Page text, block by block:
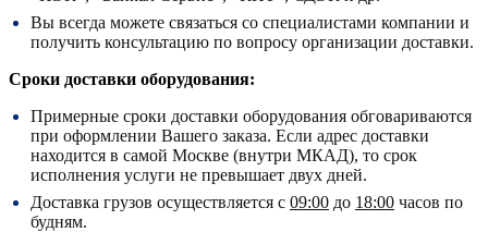
Вы всегда можете связаться со специалистами компании и
получить консультацию по вопросу организации доставки.
Сроки доставки оборудования:
Примерные сроки доставки оборудования обговариваются
при оформлении Вашего заказа. Если адрес доставки
находится в самой Москве (внутри МКАД), то срок
исполнения услуги не превышает двух дней.
Доставка грузов осуществляется с 09:00 до 18:00 часов по
будням.